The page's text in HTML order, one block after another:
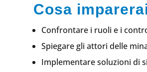
Cosa
Confrontare i ruoli e i
Spiegare gli attori delle
Implementare soluzioni di